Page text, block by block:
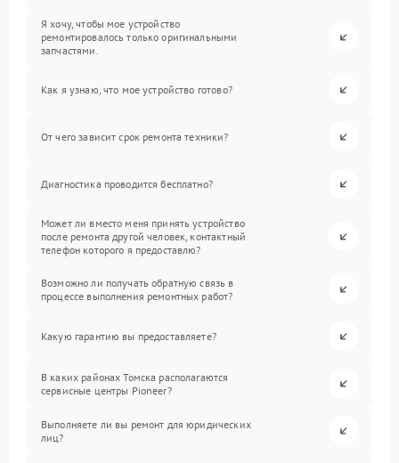
Я хочу, чтобы мое устройство
ремонтировалось только оригинальными
запчастями.
Как я узнаю, что мое устройство готово?
От чего зависит срок ремонта техники?
Диагностика проводится бесплатно?
Может ли вместо меня принять устройство
после ремонта другой человек, контактный
телефон которого я предоставлю?
Возможно ли получать обратную связь в
процессе выполнения ремонтных работ?
Какую гарантию вы предоставляете?
В каких районах Томска располагаются
сервисные центры Pioneer?
Выполняете ли вы ремонт для юридических
лиц?